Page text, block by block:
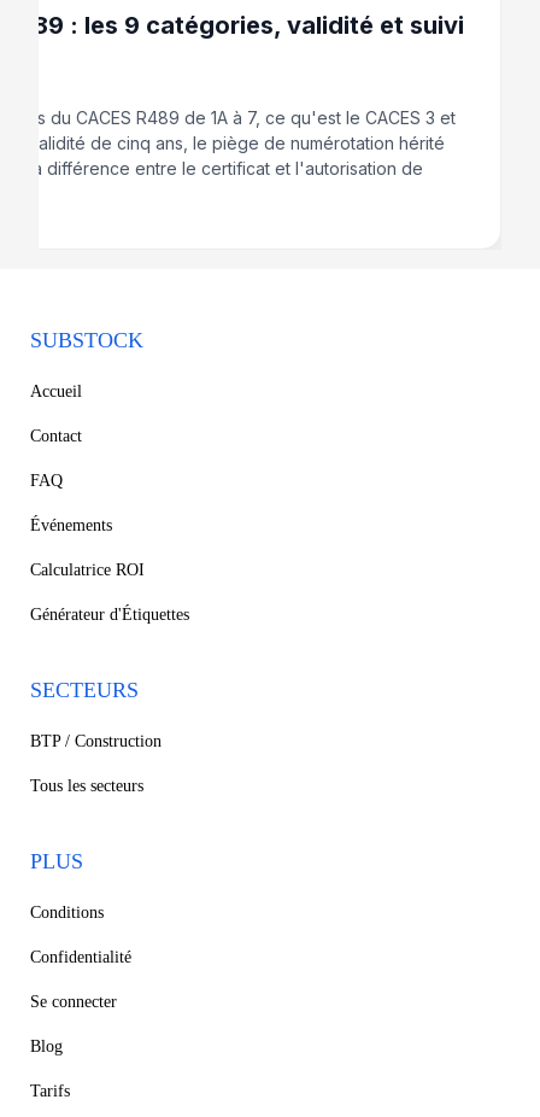
R489 : les 9 catégories, validité et suivi
du CACES R489 de 1A à 7, ce qu'est le CACES 3 et
la validité de cinq ans, le piège de numérotation hérité
et la différence entre le certificat et l'autorisation de
SUBSTOCK
Accueil
Contact
FAQ
Événements
Calculatrice ROI
Générateur d'Étiquettes
SECTEURS
BTP / Construction
Tous les secteurs
PLUS
Conditions
Confidentialité
Se connecter
Blog
Tarifs